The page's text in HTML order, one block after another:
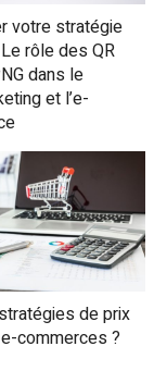
votre stratégie
rôle des QR
dans le
et l’e-
de prix
commerces ?